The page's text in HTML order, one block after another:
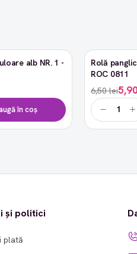
alb NR. 1 -
în coș
-9%
Rolă
ROC 0811
6,50 lei
și politici
plată